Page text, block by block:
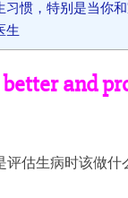
惯，特别是当你
生
and
估生病时该做什